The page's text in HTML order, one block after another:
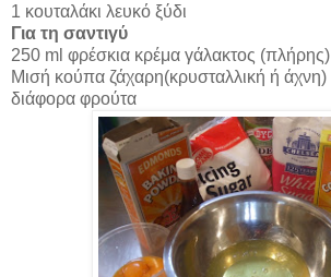
1 κουταλάκι λευκό ξύδι
Για τη σαντιγύ
250 ml φρέσκια κρέμα γάλακτος (πλήρης)
Μισή κούπα ζάχαρη(κρυσταλλική ή άχνη)
διάφορα φρούτα